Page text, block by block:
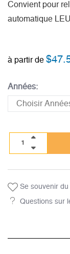
Convient pour
automatique
à partir de $
Années:
Se souvenir
Questions sur